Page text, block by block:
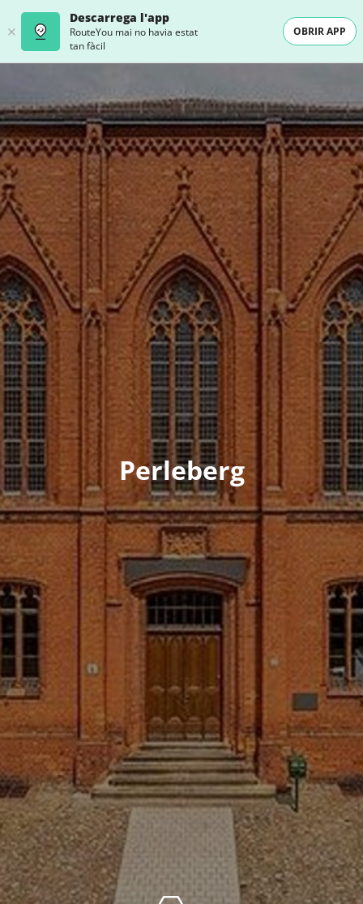
Descarrega l'app
RouteYou mai no havia estat
tan fàcil
OBRIR APP
Perleberg